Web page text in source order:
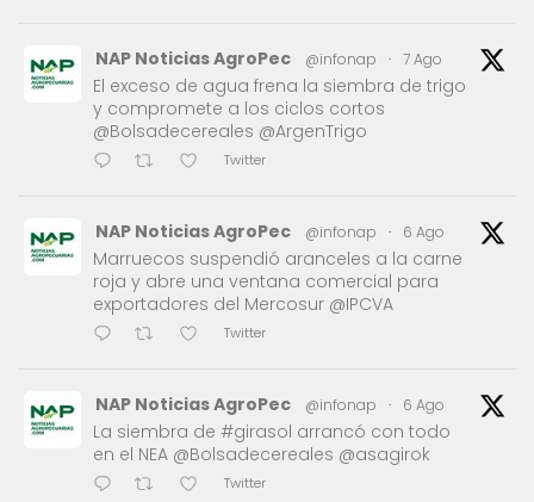
NAP Noticias AgroPec @infonap · 7 Ago
El exceso de agua frena la siembra de trigo
y compromete a los ciclos cortos
@Bolsadecereales @ArgenTrigo
Twitter
NAP Noticias AgroPec @infonap · 6 Ago
Marruecos suspendió aranceles a la carne
roja y abre una ventana comercial para
exportadores del Mercosur @IPCVA
Twitter
NAP Noticias AgroPec @infonap · 6 Ago
La siembra de #girasol arrancó con todo
en el NEA @Bolsadecereales @asagirok
Twitter